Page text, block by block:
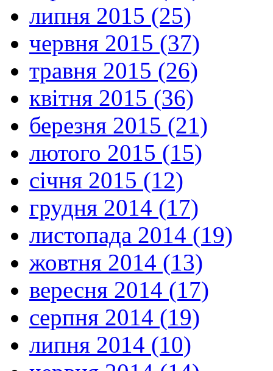
липня 2015 (25)
червня 2015 (37)
травня 2015 (26)
квітня 2015 (36)
березня 2015 (21)
лютого 2015 (15)
січня 2015 (12)
грудня 2014 (17)
листопада 2014 (19)
жовтня 2014 (13)
вересня 2014 (17)
серпня 2014 (19)
липня 2014 (10)